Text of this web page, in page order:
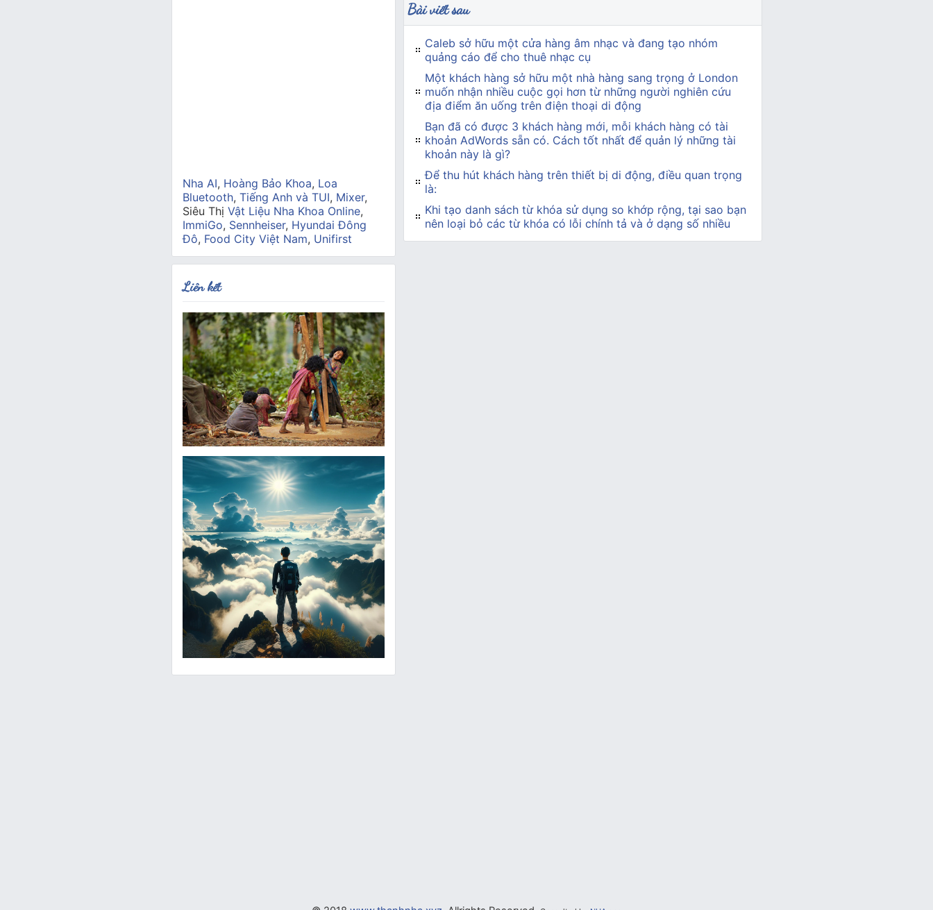
Bài viết sau
Caleb sở hữu một cửa hàng âm nhạc và đang tạo nhóm
quảng cáo để cho thuê nhạc cụ
Một khách hàng sở hữu một nhà hàng sang trọng ở London
muốn nhận nhiều cuộc gọi hơn từ những người nghiên cứu
địa điểm ăn uống trên điện thoại di động
Bạn đã có được 3 khách hàng mới, mỗi khách hàng có tài
khoản AdWords sẵn có. Cách tốt nhất để quản lý những tài
khoản này là gì?
Để thu hút khách hàng trên thiết bị di động, điều quan trọng
là:
Khi tạo danh sách từ khóa sử dụng so khớp rộng, tại sao bạn
nên loại bỏ các từ khóa có lỗi chính tả và ở dạng số nhiều
Nha AI, Hoàng Bảo Khoa, Loa
Bluetooth, Tiếng Anh và TUI, Mixer,
Siêu Thị Vật Liệu Nha Khoa Online,
ImmiGo, Sennheiser, Hyundai Đông
Đô, Food City Việt Nam, Unifirst
Liên kết